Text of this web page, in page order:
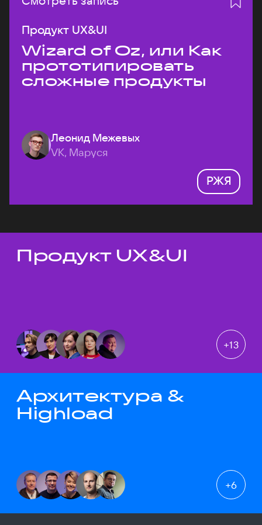
Продукт UX&UI
Wizard of Oz, или Как
прототипировать
сложные продукты
Леонид Межевых
VK, Маруся
РЖЯ
Темы докладов
Продукт UX&UI
+13
Архитектура &
Highload
+6